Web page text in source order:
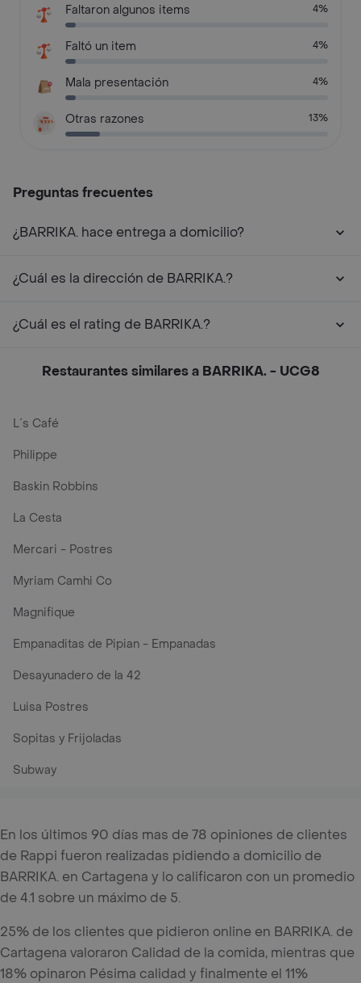
Faltaron algunos items 4%
Faltó un item 4%
Mala presentación 4%
Otras razones 13%
Preguntas frecuentes
¿BARRIKA. hace entrega a domicilio?
¿Cuál es la dirección de BARRIKA.?
¿Cuál es el rating de BARRIKA.?
Restaurantes similares a BARRIKA. - UCG8
L´s Café
Philippe
Baskin Robbins
La Cesta
Mercari - Postres
Myriam Camhi Co
Magnifique
Empanaditas de Pipian - Empanadas
Desayunadero de la 42
Luisa Postres
Sopitas y Frijoladas
Subway
En los últimos 90 días mas de 78 opiniones de clientes
de Rappi fueron realizadas pidiendo a domicilio de
BARRIKA. en Cartagena y lo calificaron con un promedio
de 4.1 sobre un máximo de 5.
25% de los clientes que pidieron online en BARRIKA. de
Cartagena valoraron Calidad de la comida, mientras que
18% opinaron Pésima calidad y finalmente el 11%